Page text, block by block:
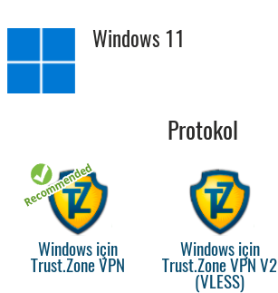
Windows 11
Protokol
Windows için
Trust.Zone VPN
Windows için
Trust.Zone VPN V2
(VLESS)